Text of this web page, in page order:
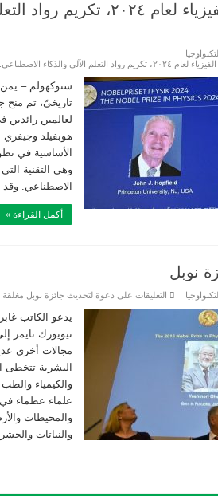
جائزة نوبل في الفيزياء لعام
الآلي والذكاء الاصطناعي. مغلقة
لعالمين
هوبفيلد وجيفري
الأساسية في
وهي التقنية
الاصطناعي.
أكمل القراءة »
نوبل
التعليقات على دعوة لتحديث جائزة نوبل مغلقة
يدعو الكاتب
نيويورك تايمز
مجالات أخرى
البشرية تتخطى
والكيمياء
علماء عظماء في
والمحيطات
والنباتات